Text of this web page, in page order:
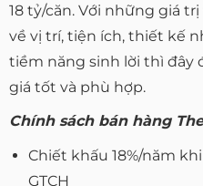
18 tỷ/căn. Với những giá
về vị trí, tiện ích, thiết kế
tiềm năng sinh lời thì đây
giá tốt và phù hợp.
Chính sách bán hàng
Chiết khấu 18%/năm
GTCH